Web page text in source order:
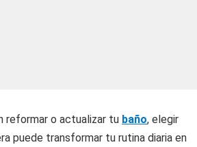
reformar o actualizar tu baño, elegir
puede transformar tu rutina diaria en